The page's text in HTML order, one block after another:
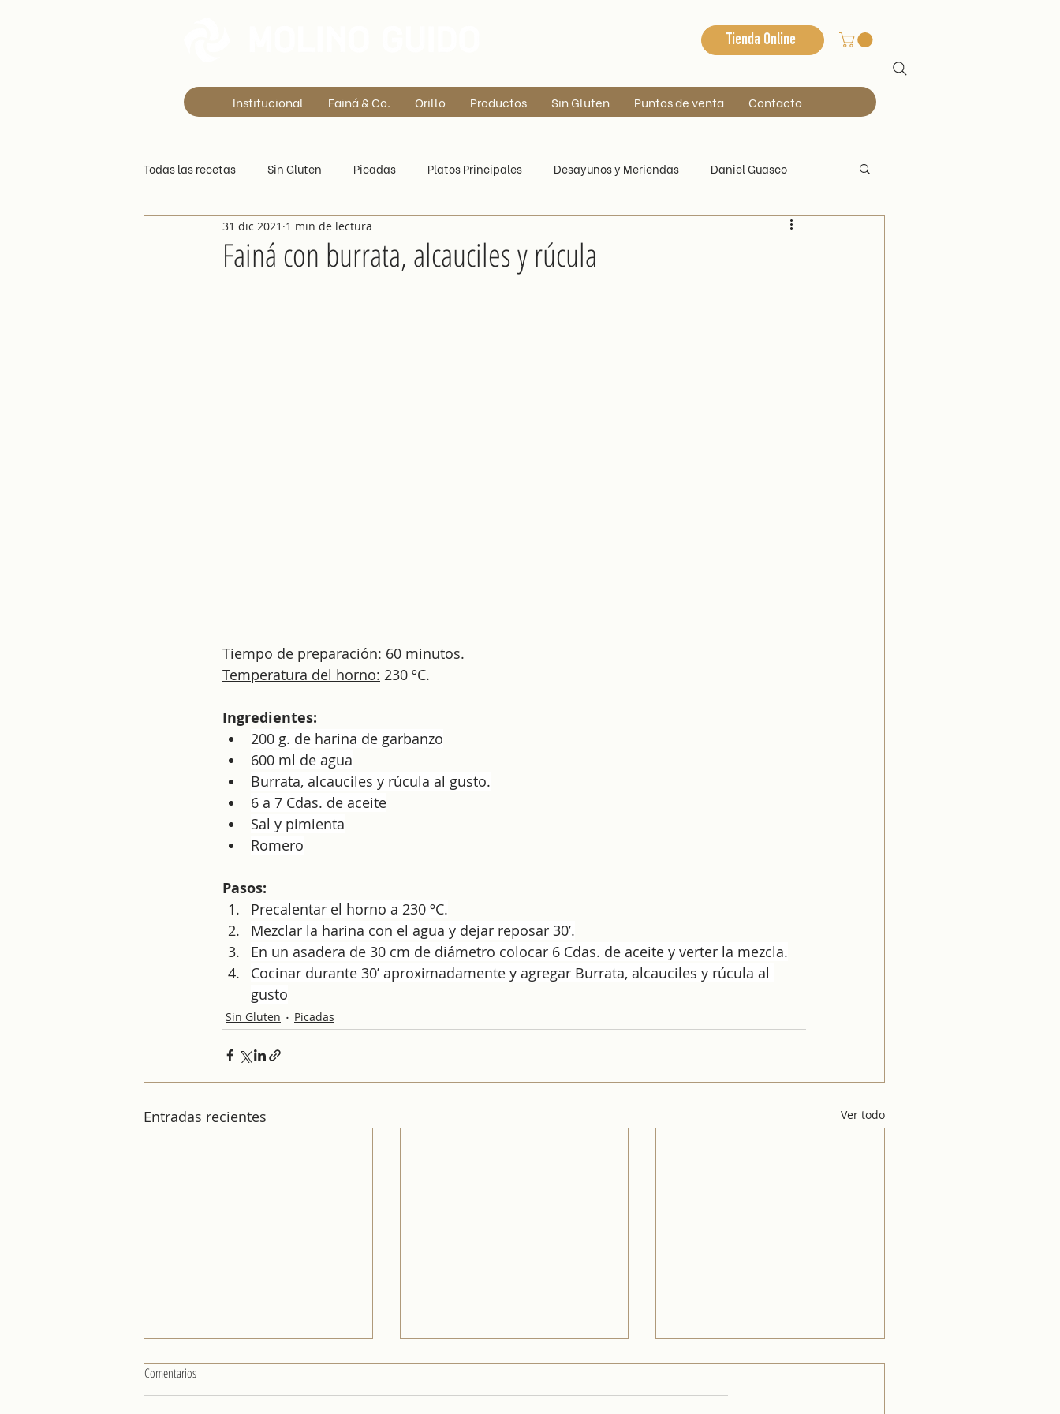
Tienda Online
Institucional Fainá & Co. Orillo Productos Sin Gluten Puntos de venta Contacto
Todas las recetas Sin Gluten Picadas Platos Principales Desayunos y Meriendas Daniel Guasco
Con Gluten
Fainá con burrata, alcauciles y rúcula
31 dic 2021 1 min de lectura
Tiempo de preparación: 60 minutos.
Temperatura del horno: 230 ºC.
Ingredientes:
200 g. de harina de garbanzo
600 ml de agua
Burrata, alcauciles y rúcula al gusto.
6 a 7 Cdas. de aceite
Sal y pimienta
Romero
Pasos:
Precalentar el horno a 230 ºC.
Mezclar la harina con el agua y dejar reposar 30’.
En un asadera de 30 cm de diámetro colocar 6 Cdas. de aceite y verter la mezcla.
Cocinar durante 30’ aproximadamente y agregar Burrata, alcauciles y rúcula al
gusto
Sin Gluten Picadas
Entradas recientes Ver todo
Comentarios